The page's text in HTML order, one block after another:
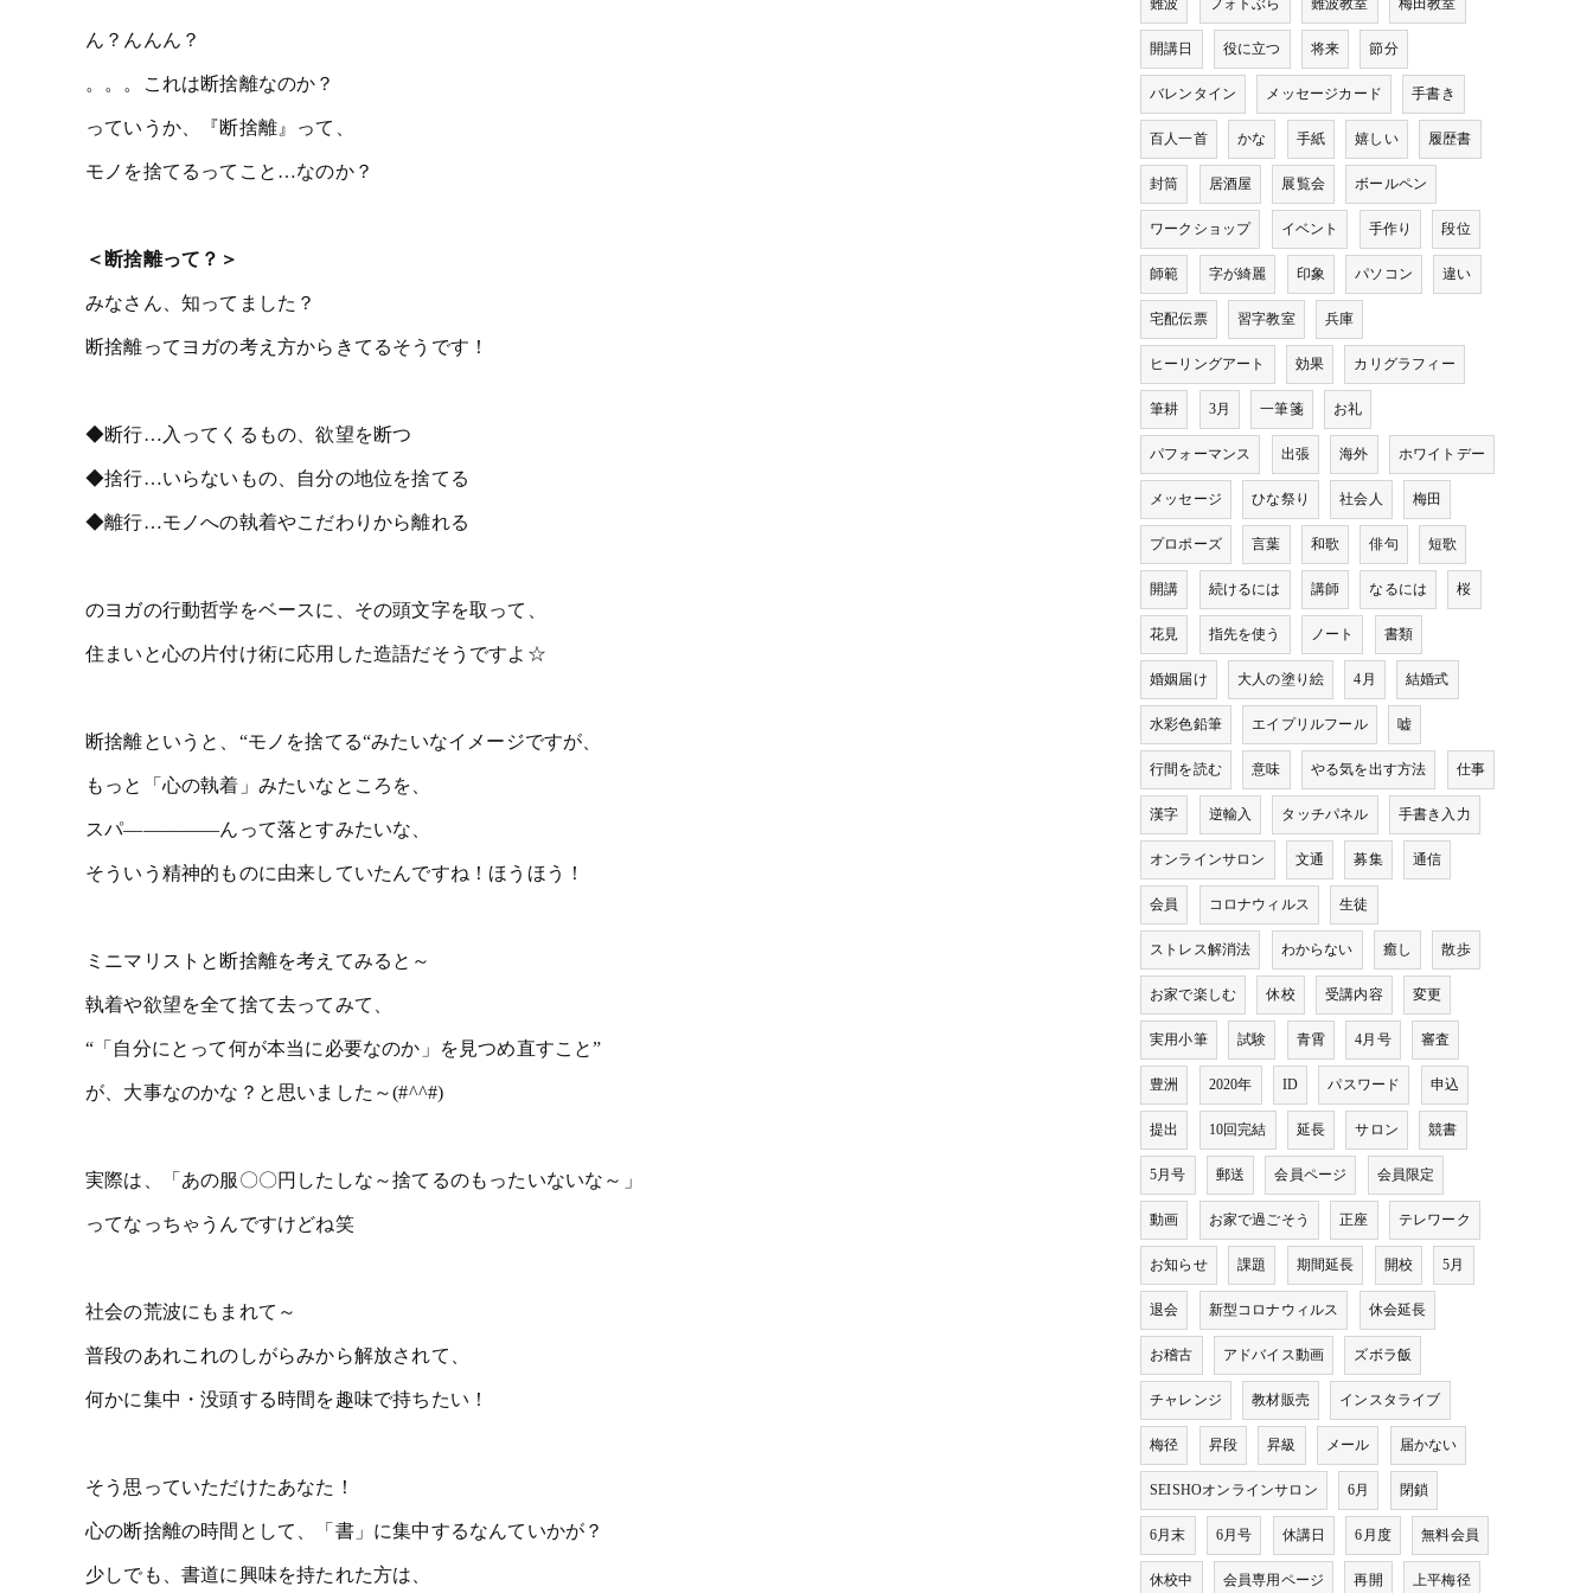
ん？んんん？
。。。これは断捨離なのか？
っていうか、『断捨離』って、
モノを捨てるってこと…なのか？
＜断捨離って？＞
みなさん、知ってました？
断捨離ってヨガの考え方からきてるそうです！
◆断行…入ってくるもの、欲望を断つ
◆捨行…いらないもの、自分の地位を捨てる
◆離行…モノへの執着やこだわりから離れる
のヨガの行動哲学をベースに、その頭文字を取って、
住まいと心の片付け術に応用した造語だそうですよ☆
断捨離というと、“モノを捨てる“みたいなイメージですが、
もっと「心の執着」みたいなところを、
スパ―――――んって落とすみたいな、
そういう精神的ものに由来していたんですね！ほうほう！
ミニマリストと断捨離を考えてみると～
執着や欲望を全て捨て去ってみて、
“「自分にとって何が本当に必要なのか」を見つめ直すこと”
が、大事なのかな？と思いました～(#^^#)
実際は、「あの服〇〇円したしな～捨てるのもったいないな～」
ってなっちゃうんですけどね笑
社会の荒波にもまれて～
普段のあれこれのしがらみから解放されて、
何かに集中・没頭する時間を趣味で持ちたい！
そう思っていただけたあなた！
心の断捨離の時間として、「書」に集中するなんていかが？
少しでも、書道に興味を持たれた方は、
難波 フォトぶら 難波教室 梅田教室
開講日 役に立つ 将来 節分
バレンタイン メッセージカード 手書き
百人一首 かな 手紙 嬉しい 履歴書
封筒 居酒屋 展覧会 ボールペン
ワークショップ イベント 手作り 段位
師範 字が綺麗 印象 パソコン 違い
宅配伝票 習字教室 兵庫
ヒーリングアート 効果 カリグラフィー
筆耕 3月 一筆箋 お礼
パフォーマンス 出張 海外 ホワイトデー
メッセージ ひな祭り 社会人 梅田
プロポーズ 言葉 和歌 俳句 短歌
開講 続けるには 講師 なるには 桜
花見 指先を使う ノート 書類
婚姻届け 大人の塗り絵 4月 結婚式
水彩色鉛筆 エイプリルフール 嘘
行間を読む 意味 やる気を出す方法 仕事
漢字 逆輸入 タッチパネル 手書き入力
オンラインサロン 文通 募集 通信
会員 コロナウィルス 生徒
ストレス解消法 わからない 癒し 散歩
お家で楽しむ 休校 受講内容 変更
実用小筆 試験 青霄 4月号 審査
豊洲 2020年 ID パスワード 申込
提出 10回完結 延長 サロン 競書
5月号 郵送 会員ページ 会員限定
動画 お家で過ごそう 正座 テレワーク
お知らせ 課題 期間延長 開校 5月
退会 新型コロナウィルス 休会延長
お稽古 アドバイス動画 ズボラ飯
チャレンジ 教材販売 インスタライブ
梅径 昇段 昇級 メール 届かない
SEISHOオンラインサロン 6月 閉鎖
6月末 6月号 休講日 6月度 無料会員
休校中 会員専用ページ 再開 上平梅径